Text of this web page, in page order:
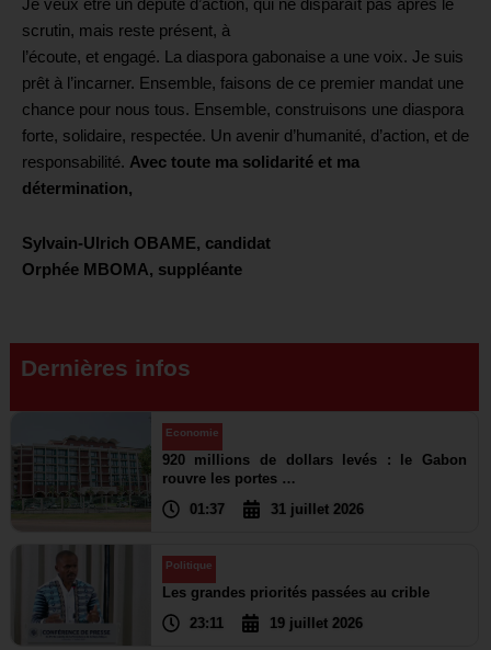
Je veux être un député d’action, qui ne disparaît pas après le
scrutin, mais reste présent, à
l’écoute, et engagé. La diaspora gabonaise a une voix. Je suis
prêt à l’incarner. Ensemble, faisons de ce premier mandat une
chance pour nous tous. Ensemble, construisons une diaspora
forte, solidaire, respectée. Un avenir d’humanité, d’action, et de
responsabilité. Avec toute ma solidarité et ma
détermination,
Sylvain-Ulrich OBAME, candidat
Orphée MBOMA, suppléante
Dernières infos
Economie
920 millions de dollars levés : le Gabon
rouvre les portes …
01:37
31 juillet 2026
Politique
Les grandes priorités passées au crible
23:11
19 juillet 2026